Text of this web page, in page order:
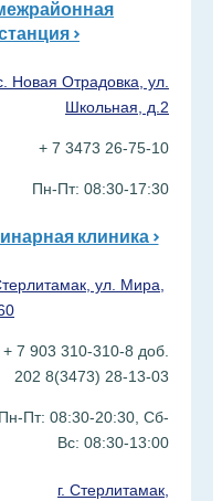
>
Новая Отрадовка, ул.
Школьная, д.2
+ 7 3473 26-75-10
Пн-Пт: 08:30-17:30
клиника >
ул. Мира,
+ 7 903 310-310-8 доб.
202 8(3473) 28-13-03
Пн-Пт: 08:30-20:30, Сб-
Вс: 08:30-13:00
г. Стерлитамак,